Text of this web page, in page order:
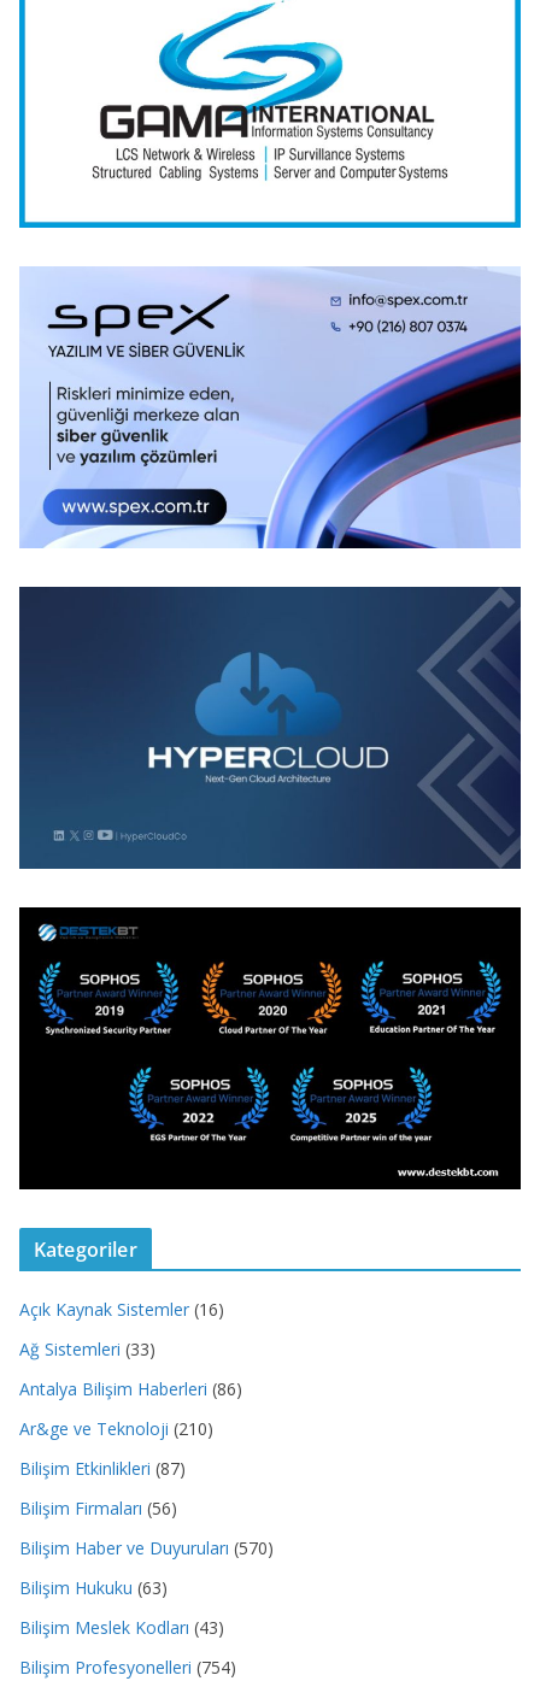
Kategoriler
Açık Kaynak Sistemler (16)
Ağ Sistemleri (33)
Antalya Bilişim Haberleri (86)
Ar&ge ve Teknoloji (210)
Bilişim Etkinlikleri (87)
Bilişim Firmaları (56)
Bilişim Haber ve Duyuruları (570)
Bilişim Hukuku (63)
Bilişim Meslek Kodları (43)
Bilişim Profesyonelleri (754)